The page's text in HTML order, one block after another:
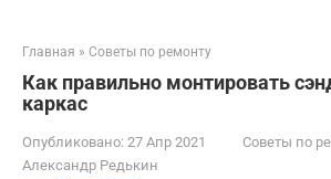
Главная » Советы по ремонту
Как правильно монтировать
каркас
Опубликовано: 27 Апр 2021
Советы по
Александр Редькин